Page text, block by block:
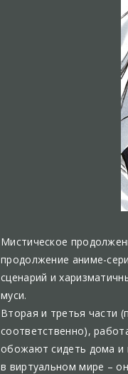
Мистическое
продолжение аниме-
сценарий и
муси.
Вторая и третья части
соответственно),
обожают сидеть дома и
в виртуальном мире –